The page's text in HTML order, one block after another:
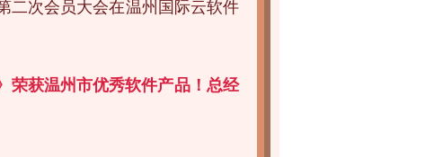
二次会员大会在温州国际云软件
荣获温州市优秀软件产品！总经